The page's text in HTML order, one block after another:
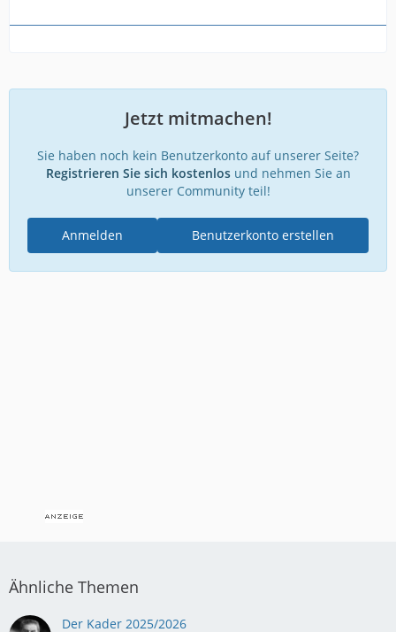
Jetzt mitmachen!
Sie haben noch kein Benutzerkonto auf unserer Seite?
Registrieren Sie sich kostenlosund nehmen Sie an
unserer Community teil!
Benutzerkonto erstellen
Anmelden
Ähnliche Themen
Der Kader 2025/2026